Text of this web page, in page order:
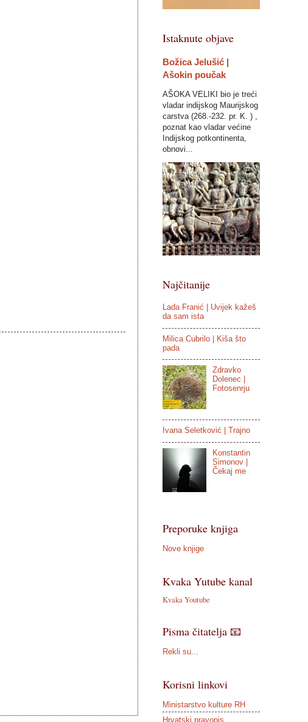
Istaknute objave
Božica Jelušić |
Ašokin poučak
AŠOKA VELIKI bio je treći
vladar indijskog Maurijskog
carstva (268.-232. pr. K. ) ,
poznat kao vladar većine
Indijskog potkontinenta,
obnovi...
Najčitanije
Lada Franić | Uvijek kažeš
da sam ista
Milica Cubrilo | Kiša što
pada
Zdravko
Dolenec |
Fotosenrju
Ivana Seletković | Trajno
Konstantin
Simonov |
Čekaj me
Preporuke knjiga
Nove knjige
Kvaka Yutube kanal
Kvaka Youtube
Pisma čitatelja 📧
Rekli su...
Korisni linkovi
Ministarstvo kulture RH
Hrvatski pravopis